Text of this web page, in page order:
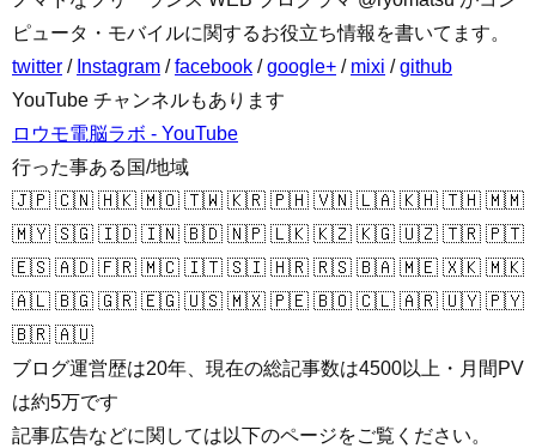
ピュータ・モバイルに関するお役立ち情報を書いてます。
twitter / Instagram /facebook /google+ / mixi /github
YouTube チャンネルもあります
ロウモ電脳ラボ - YouTube
行った事ある国/地域
🇯🇵 🇨🇳 🇭🇰 🇲🇴 🇹🇼 🇰🇷 🇵🇭 🇻🇳 🇱🇦 🇰🇭 🇹🇭 🇲🇲
🇲🇾 🇸🇬 🇮🇩 🇮🇳 🇧🇩 🇳🇵 🇱🇰 🇰🇿 🇰🇬 🇺🇿 🇹🇷 🇵🇹
🇪🇸 🇦🇩 🇫🇷 🇲🇨 🇮🇹 🇸🇮 🇭🇷 🇷🇸 🇧🇦 🇲🇪 🇽🇰 🇲🇰
🇦🇱 🇧🇬 🇬🇷 🇪🇬 🇺🇸 🇲🇽 🇵🇪 🇧🇴 🇨🇱 🇦🇷 🇺🇾 🇵🇾
🇧🇷 🇦🇺
ブログ運営歴は20年、現在の総記事数は4500以上・月間PV
は約5万です
記事広告などに関しては以下のページをご覧ください。